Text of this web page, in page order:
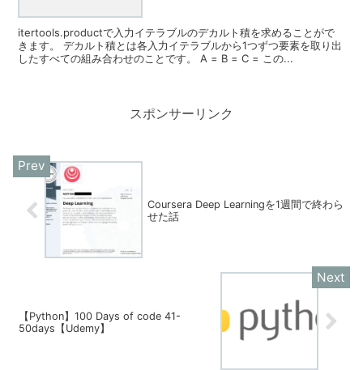
itertools.productで入力イテラブルのデカルト積を求めることがで
きます。 デカルト積とは各入力イテラブルから1つずつ要素を取り出
したすべての組み合わせのことです。 A = B = C = この...
スポンサーリンク
Coursera Deep Learningを1週間で終わら
せた話
【Python】100 Days of code 41-
50days【Udemy】